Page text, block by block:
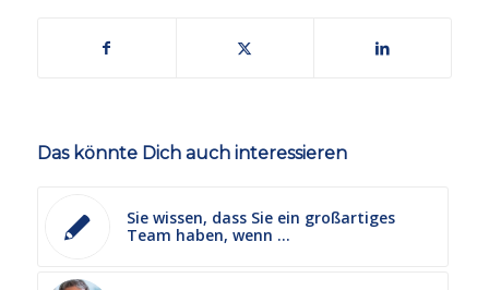
Das könnte Dich auch interessieren
Sie wissen, dass Sie ein großartiges
Team haben, wenn …